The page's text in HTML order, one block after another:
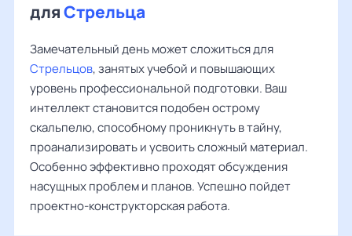
дляСтрельца
Замечательный день может сложиться для
Стрельцов, занятых учебой и повышающих
уровень профессиональной подготовки. Ваш
интеллект становится подобен острому
скальпелю, способному проникнуть в тайну,
проанализировать и усвоить сложный материал.
Особенно эффективно проходят обсуждения
насущных проблем и планов. Успешно пойдет
проектно-конструкторская работа.